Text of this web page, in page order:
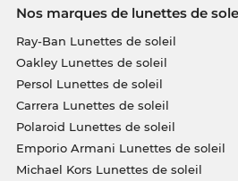
Nos marques de lunettes de
Ray-Ban Lunettes de soleil
Oakley Lunettes de soleil
Persol Lunettes de soleil
Carrera Lunettes de soleil
Polaroid Lunettes de soleil
Emporio Armani Lunettes de soleil
Michael Kors Lunettes de soleil